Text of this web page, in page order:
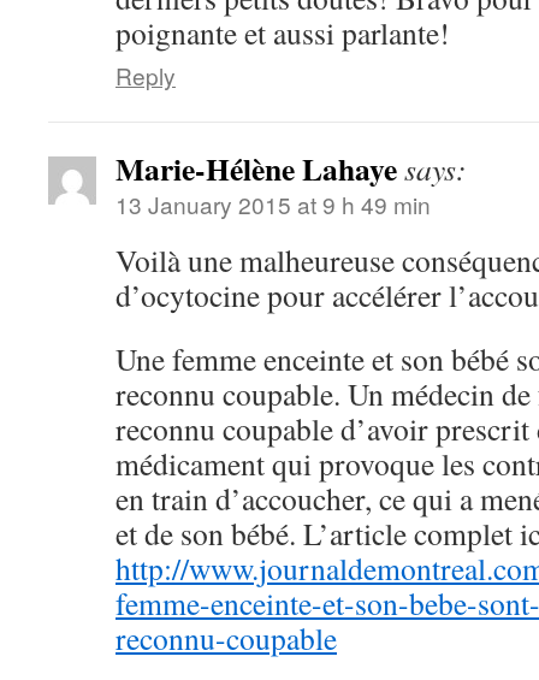
poignante et aussi parlante!
Reply
Marie-Hélène Lahayesays:
13 January 2015 at 9 h 49 min
Voilà une malheureuse
d’ocytocine pour accélérer
Une femme enceinte et son bébé
reconnu coupable. Un médecin
reconnu coupable d’avoir
médicament qui provoque les
en train d’accoucher, ce qui a
et de son bébé. L’article complet
http://
femme-enceinte-et-son-bebe-
reconnu-coupable